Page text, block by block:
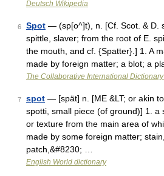
Deutsch Wikipedia
6 Spot — (sp[o^]t), n. [Cf. Scot. & D.
spittle, slaver; from the root of E.
the mouth, and cf. {Spatter}.] 1. A
made by foreign matter; a blot; a
The Collaborative International
7 spot — [spät] n. [ME &LT; or akin
spotti, small piece (of ground)] 1. a
or texture from the main area of
made by some foreign matter;
patch,&#8230; …
English World dictionary